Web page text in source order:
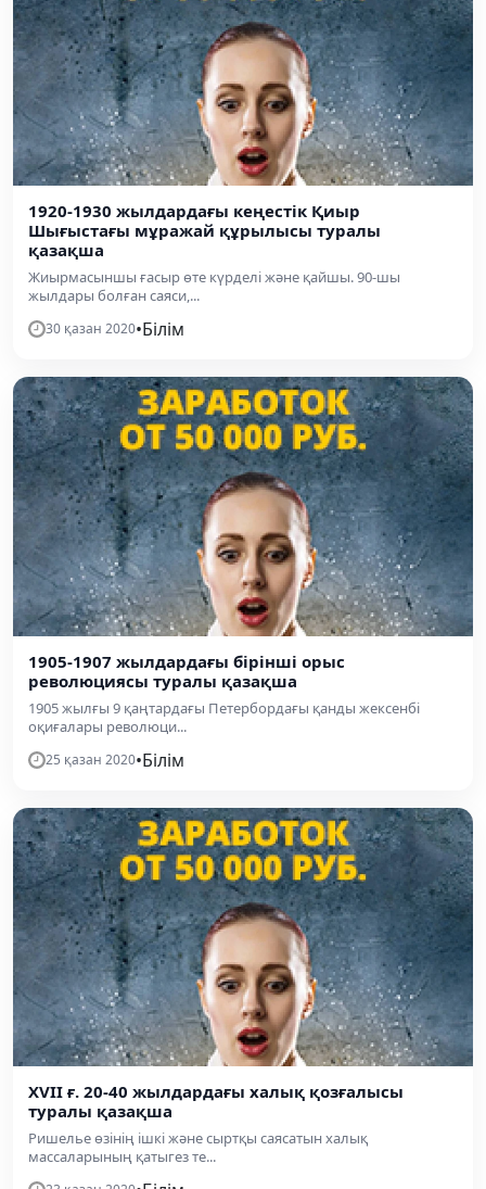
1920-1930 жылдардағы кеңестік Қиыр
Шығыстағы мұражай құрылысы туралы
қазақша
Жиырмасыншы ғасыр өте күрделі және қайшы. 90-шы
жылдары болған саяси,...
30 қазан 2020•Білім
1905-1907 жылдардағы бірінші орыс
революциясы туралы қазақша
1905 жылғы 9 қаңтардағы Петербордағы қанды жексенбі
оқиғалары революци...
25 қазан 2020•Білім
XVII ғ. 20-40 жылдардағы халық қозғалысы
туралы қазақша
Ришелье өзінің ішкі және сыртқы саясатын халық
массаларының қатыгез те...